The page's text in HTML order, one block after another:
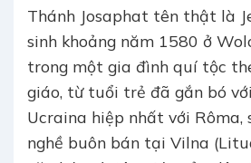
Thánh Josaphat tên thật là
sinh khoảng năm 1580 ở
trong một gia đình quí tộc
giáo, từ tuổi trẻ đã gắn bó
Ucraina hiệp nhất với Rôma,
nghề buôn bán tại Vilna